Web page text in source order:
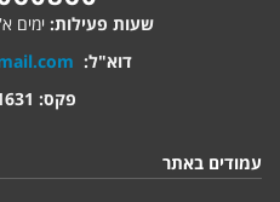
שעות פעילות: ימים א'-ה'
דוא"ל:
פקס: 08-9251631
עמודים באתר